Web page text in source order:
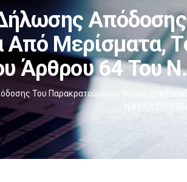
Από Μερίσματα,
Άρθρου 64 Του
Του Παρακρατούμενου Φόρου Στα
Ν.4172/2013